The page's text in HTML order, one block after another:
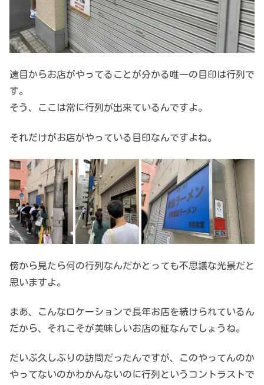
遠目からお店がやってることが分かる唯一の目印は行列で
す。
そう、ここは常に行列が出来ているんですよ。
それだけがお店がやっている目印なんですよね。
傍から見たら何の行列なんだかとっても不思議な光景だと
思いますよ。
まあ、こんなロケーションで長年お店を続けられているん
だから、それこそが美味しいお店の証なんでしょうね。
だいぶ久しぶりの訪問だったんですが、このやってんのか
やってないのかわかんないのに行列というコントラストで